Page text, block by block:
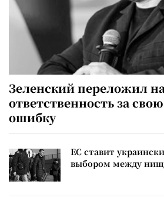
Зеленский переложил
ответственность за
ошибку
ЕС ставит
выбором между